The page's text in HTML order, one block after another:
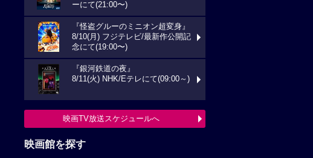
ーにて(21:00〜)
『怪盗グルーのミニオン超変身』
8/10(月) フジテレビ/最新作公開記
念にて(19:00〜)
『銀河鉄道の夜』
8/11(火) NHK/Eテレにて(09:00～)
映画TV放送スケジュールへ
映画館を探す